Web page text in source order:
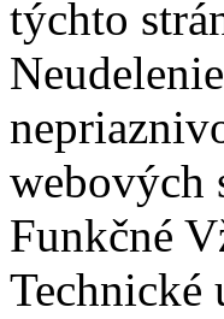
týchto
webových
Funkčné
Technické